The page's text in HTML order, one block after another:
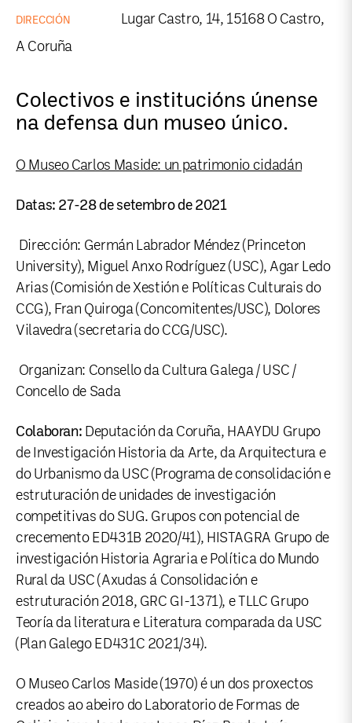
DIRECCIÓN
Lugar Castro, 14, 15168 O Castro,
A Coruña
Colectivos e institucións únense
na defensa dun museo único.
O Museo Carlos Maside: un patrimonio cidadán
Datas: 27-28 de setembro de 2021
Dirección: Germán Labrador Méndez (Princeton
University), Miguel Anxo Rodríguez (USC), Agar Ledo
Arias (Comisión de Xestión e Políticas Culturais do
CCG), Fran Quiroga (Concomitentes/USC), Dolores
Vilavedra (secretaria do CCG/USC).
Organizan: Consello da Cultura Galega / USC /
Concello de Sada
Colaboran: Deputación da Coruña, HAAYDU Grupo
de Investigación Historia da Arte, da Arquitectura e
do Urbanismo da USC (Programa de consolidación e
estruturación de unidades de investigación
competitivas do SUG. Grupos con potencial de
crecemento ED431B 2020/41), HISTAGRA Grupo de
investigación Historia Agraria e Política do Mundo
Rural da USC (Axudas á Consolidación e
estruturación 2018, GRC GI-1371), e TLLC Grupo
Teoría da literatura e Literatura comparada da USC
(Plan Galego ED431C 2021/34).
O Museo Carlos Maside (1970) é un dos proxectos
creados ao abeiro do Laboratorio de Formas de